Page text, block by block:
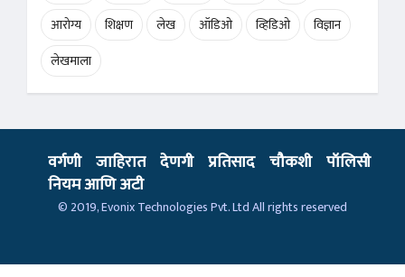
आरोग्य
शिक्षण लेख ऑडिओ व्हिडिओ
विज्ञान
लेखमाला
वर्गणी जाहिरात देणगी प्रतिसाद चौकशी पॉलिसी
नियम आणि अटी
© 2019,Evonix Technologies Pvt. LtdAll rights reserved